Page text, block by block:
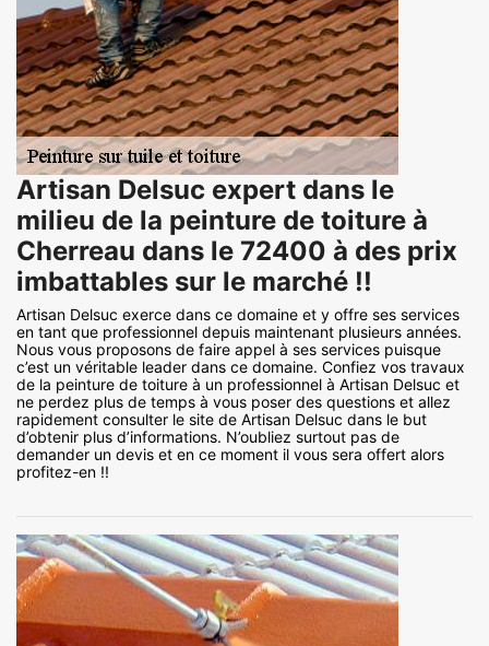
Artisan Delsuc expert dans le
milieu de la peinture de toiture à
Cherreau dans le 72400 à des prix
imbattables sur le marché !!
Artisan Delsuc exerce dans ce domaine et y offre ses services
en tant que professionnel depuis maintenant plusieurs années.
Nous vous proposons de faire appel à ses services puisque
c’est un véritable leader dans ce domaine. Confiez vos travaux
de la peinture de toiture à un professionnel à Artisan Delsuc et
ne perdez plus de temps à vous poser des questions et allez
rapidement consulter le site de Artisan Delsuc dans le but
d’obtenir plus d’informations. N’oubliez surtout pas de
demander un devis et en ce moment il vous sera offert alors
profitez-en !!